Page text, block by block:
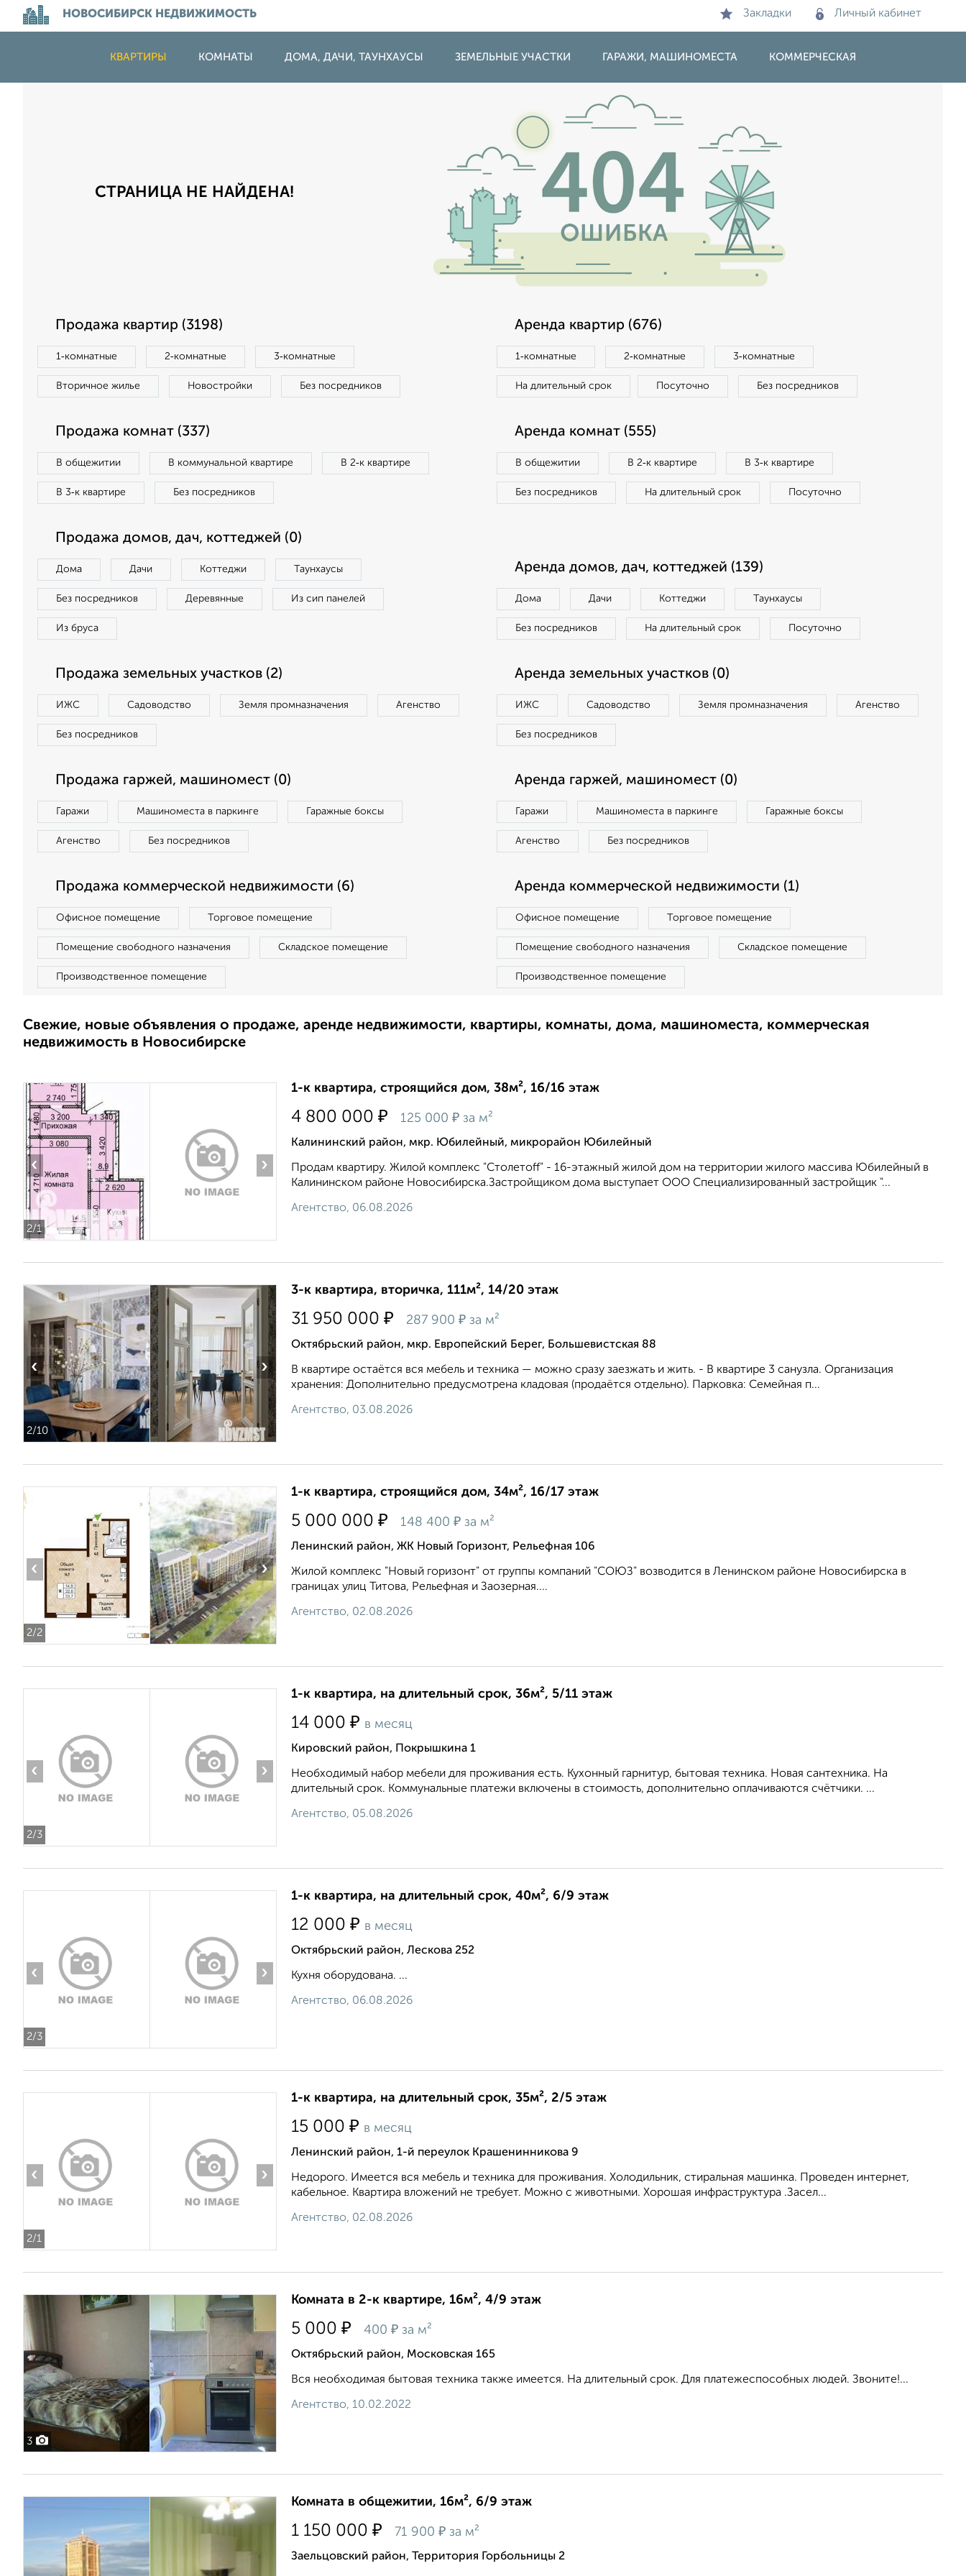
НОВОСИБИРСК НЕДВИЖИМОСТЬ Закладки Личный кабинет
КВАРТИРЫ КОМНАТЫ ДОМА, ДАЧИ, ТАУНХАУСЫ ЗЕМЕЛЬНЫЕ УЧАСТКИ ГАРАЖИ, МАШИНОМЕСТА КОММЕРЧЕСКАЯ
СТРАНИЦА НЕ НАЙДЕНА!
Продажа квартир (3198)
1‑комнатные 2‑комнатные 3‑комнатные
Вторичное жилье Новостройки Без посредников
Аренда квартир (676)
1‑комнатные 2‑комнатные 3‑комнатные
На длительный срок Посуточно Без посредников
Продажа комнат (337)
В общежитии В коммунальной квартире В 2‑к квартире
В 3‑к квартире Без посредников
Аренда комнат (555)
В общежитии В 2‑к квартире В 3‑к квартире
Без посредников На длительный срок Посуточно
Продажа домов, дач, коттеджей (0)
Дома Дачи Коттеджи Таунхаусы
Без посредников Деревянные Из сип панелей
Из бруса
Аренда домов, дач, коттеджей (139)
Дома Дачи Коттеджи Таунхаусы
Без посредников На длительный срок Посуточно
Продажа земельных участков (2)
ИЖС Садоводство Земля промназначения Агенство
Без посредников
Аренда земельных участков (0)
ИЖС Садоводство Земля промназначения Агенство
Без посредников
Продажа гаржей, машиномест (0)
Гаражи Машиноместа в паркинге Гаражные боксы
Агенство Без посредников
Аренда гаржей, машиномест (0)
Гаражи Машиноместа в паркинге Гаражные боксы
Агенство Без посредников
Продажа коммерческой недвижимости (6)
Офисное помещение Торговое помещение
Помещение свободного назначения Складское помещение
Производственное помещение
Аренда коммерческой недвижимости (1)
Офисное помещение Торговое помещение
Помещение свободного назначения Складское помещение
Производственное помещение
Свежие, новые объявления о продаже, аренде недвижимости, квартиры, комнаты, дома, машиноместа, коммерческая
недвижимость в Новосибирске
2/1
‹ ›
1-к квартира, строящийся дом, 38м², 16/16 этаж
4 800 000 ₽ 125 000 ₽ за м²
Калининский район, мкр. Юбилейный, микрорайон Юбилейный
Продам квартиру. Жилой комплекс "Столетоff" - 16-этажный жилой дом на территории жилого массива Юбилейный в
Калининском районе Новосибирска.Застройщиком дома выступает ООО Специализированный застройщик "...
Агентство, 06.08.2026
2/10
‹ ›
3-к квартира, вторичка, 111м², 14/20 этаж
31 950 000 ₽ 287 900 ₽ за м²
Октябрьский район, мкр. Европейский Берег, Большевистская 88
В квартире остаётся вся мебель и техника — можно сразу заезжать и жить. - В квартире 3 санузла. Организация
хранения: Дополнительно предусмотрена кладовая (продаётся отдельно). Парковка: Семейная п...
Агентство, 03.08.2026
2/2
‹ ›
1-к квартира, строящийся дом, 34м², 16/17 этаж
5 000 000 ₽ 148 400 ₽ за м²
Ленинский район, ЖК Новый Горизонт, Рельефная 106
Жилой комплекс "Новый горизонт" от группы компаний "СОЮЗ" возводится в Ленинском районе Новосибирска в
границах улиц Титова, Рельефная и Заозерная....
Агентство, 02.08.2026
2/3
‹ ›
1-к квартира, на длительный срок, 36м², 5/11 этаж
14 000 ₽ в месяц
Кировский район, Покрышкина 1
Необходимый набор мебели для проживания есть. Кухонный гарнитур, бытовая техника. Новая сантехника. На
длительный срок. Коммунальные платежи включены в стоимость, дополнительно оплачиваются счётчики. ...
Агентство, 05.08.2026
2/3
‹ ›
1-к квартира, на длительный срок, 40м², 6/9 этаж
12 000 ₽ в месяц
Октябрьский район, Лескова 252
Кухня оборудована. ...
Агентство, 06.08.2026
2/1
‹ ›
1-к квартира, на длительный срок, 35м², 2/5 этаж
15 000 ₽ в месяц
Ленинский район, 1-й переулок Крашенинникова 9
Недорого. Имеется вся мебель и техника для проживания. Холодильник, стиральная машинка. Проведен интернет,
кабельное. Квартира вложений не требует. Можно с животными. Хорошая инфраструктура .Засел...
Агентство, 02.08.2026
3
Комната в 2-к квартире, 16м², 4/9 этаж
5 000 ₽ 400 ₽ за м²
Октябрьский район, Московская 165
Вся необходимая бытовая техника также имеется. На длительный срок. Для платежеспособных людей. Звоните!...
Агентство, 10.02.2022
Комната в общежитии, 16м², 6/9 этаж
1 150 000 ₽ 71 900 ₽ за м²
Заельцовский район, Территория Горбольницы 2